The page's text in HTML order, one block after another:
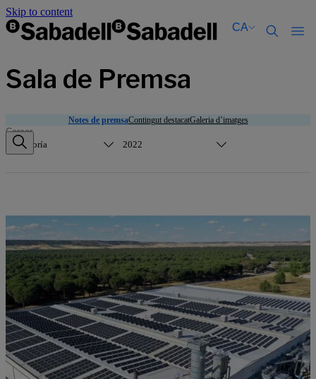
Skip to content
CA
Sala de Premsa
Notes de premsaContingut destacatGaleria d’imatges
Categoría 2022